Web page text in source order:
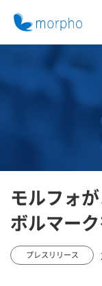
モルフォ
ボルマー
プレスリリース